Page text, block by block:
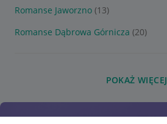
Romanse Jaworzno (13)
Romanse Dąbrowa Górnicza (20)
POKAŻ WIĘCEJ